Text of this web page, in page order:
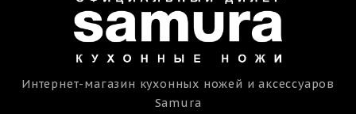
Интернет-магазин кухонных ножей и аксессуаров
Samura